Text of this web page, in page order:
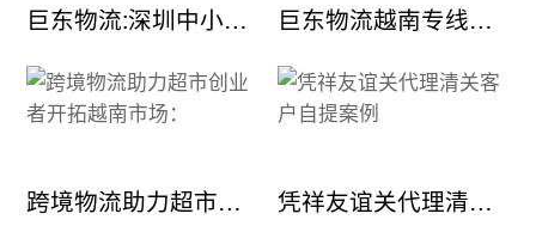
巨东物流:深圳中小电子企业800公斤配件出 巨东物流越南专线案例：320台电脑整机
跨境物流助力超市创业者开拓越南市场： 凭祥友谊关代理清关客户自提案例